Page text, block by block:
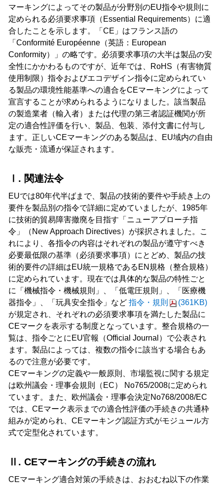
マーキングによってその製品が分野別のEU指令や規則に
定められる必須要求事項（Essential Requirements）に適
合したことを示します。「CE」はフランス語の
「Conformité Européenne（英語：European
Conformity）」の略です。必須要求事項の大半は製品の安
全性にかかわるものですが、近年では、RoHS（有害物質
使用制限）指令およびエコデザイン指令に定められてい
る製品の環境性能基準への適合をCEマーキングによって
宣言することが求められるようになりました。該当製品
の製造業者（輸入者）または代理の第三者認証機関が所
定の適合性評価を行い、製品、包装、添付文書に付与し
ます。正しいCEマーキングのある製品は、EU域内の自由
な販売・流通が保証されます。
Ⅰ. 関連法令
EUでは80年代半ばまで、製品の技術的要件や手続き上の
要件を製品別の指令で詳細に定めていましたが、1985年
に技術的貿易障害撤廃を目指す「ニューアプローチ指
令」（New Approach Directives）が採択されました。こ
れにより、各指令の内容はそれぞれの製品が遵守すべき
必要最低限の基準（必須要求事項）にとどめ、製品の技
術的要件の詳細はEU統一規格であるEN規格（整合規格）
に定められています。現在では具体的な製品の特性ごと
に「機械指令・機械規則」、「低電圧規則」、「医療機
器指令」、「玩具安全指令」など 指令・規則
(361KB)
が規定され、それぞれの必須要求事項を満たした製品に
CEマークを表示する制度となっています。整合規格の一
覧は、指令ごとにEU官報（Official Journal）で公表され
ます。製品によっては、複数の指令に該当する場合もあ
るので注意が必要です。
CEマーキングの定義や一般原則、市場監視に関する規定
は欧州議会・理事会規則（EC） No765/2008に定められ
ています。また、欧州議会・理事会決定No768/2008/EC
では、CEマーク表示までの適合性評価の手続きの共通枠
組みが定められ、CEマーキング認証方式がモジュール方
式で定型化されています。
Ⅱ. CEマーキングの手続きの流れ
CEマーキング適合対策の手続きは、おおむね以下の作業